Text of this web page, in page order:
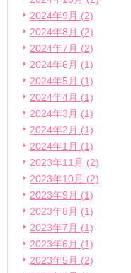
2024年9月 (2)
2024年8月 (2)
2024年7月 (2)
2024年6月 (1)
2024年5月 (1)
2024年4月 (1)
2024年3月 (1)
2024年2月 (1)
2024年1月 (1)
2023年11月 (2)
2023年10月 (2)
2023年9月 (1)
2023年8月 (1)
2023年7月 (1)
2023年6月 (1)
2023年5月 (2)